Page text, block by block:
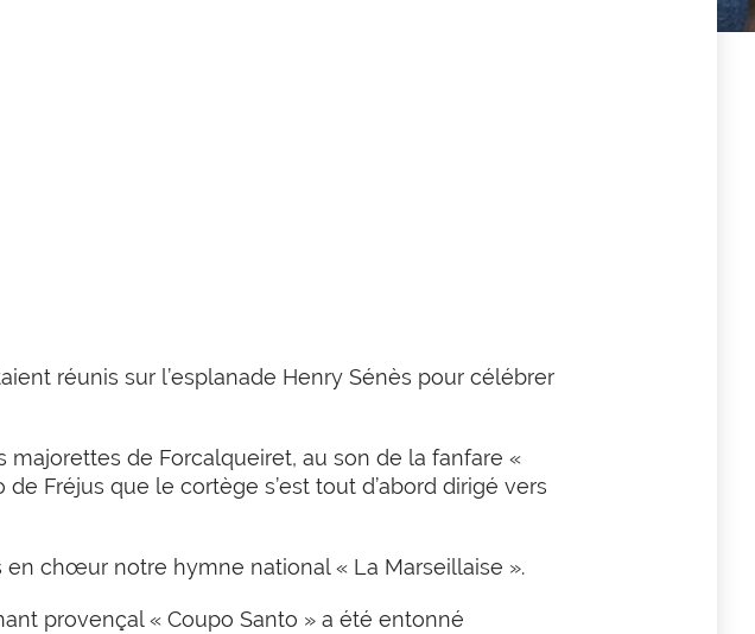
réunis sur l’esplanade Henry Sénès pour célébrer
majorettes de Forcalqueiret, au son de la fanfare «
Fréjus que le cortège s’est tout d’abord dirigé vers
chœur notre hymne national « La Marseillaise ».
provençal « Coupo Santo » a été entonné